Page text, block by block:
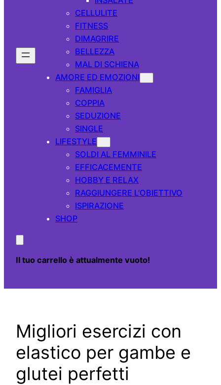
CELLULITE
FITNESS
DIMAGRIRE
BELLEZZA
MAL DI SCHIENA
AMORE ED EMOZIONI
FAMIGLIA
COPPIA
SEDUZIONE
SINGLE
LIFESTYLE
SOLDI AL FEMMINILE
EFFICACEMENTE
HOBBY E RELAX
RAGGIUNGERE L’OBIETTIVO
ISPIRAZIONE
SHOP
Il tuo carrello è attualmente vuoto!
Migliori esercizi con
elastico per gambe e
glutei perfetti